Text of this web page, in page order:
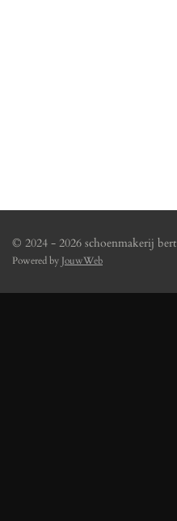
© 2024 - 2026 schoenmakerij bert
Powered by JouwWeb